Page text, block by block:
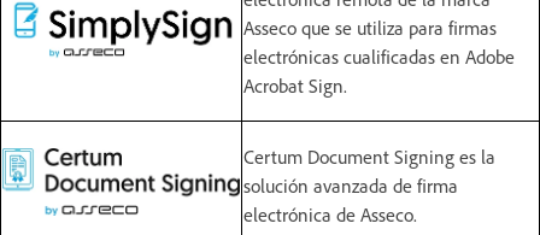
Asseco que se utiliza para firmas
electrónicas cualificadas en Adobe
Acrobat Sign.
Certum Document Signing es la
solución avanzada de firma
electrónica de Asseco.